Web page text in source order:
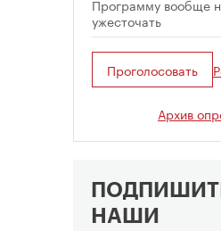
Программу вообще
ужесточать
Проголосовать
Архив
НАШИ